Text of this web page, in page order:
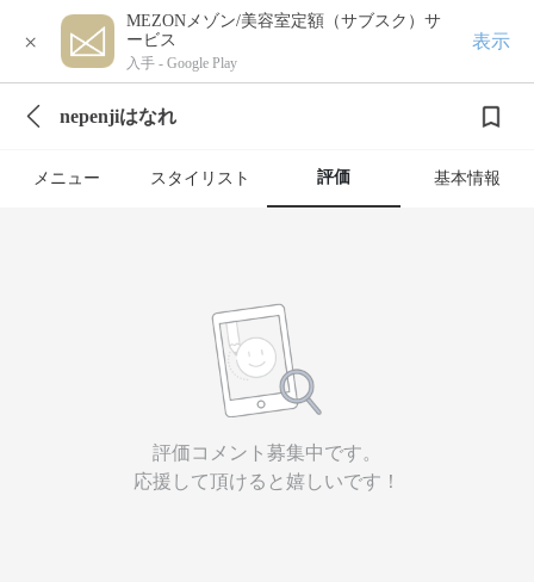
×
MEZONメゾン/美容室定額（サブスク）サ
ービス
入手 - Google Play
表示
nepenjiはなれ
メニュー スタイリスト 評価 基本情報
評価コメント募集中です。
応援して頂けると嬉しいです！